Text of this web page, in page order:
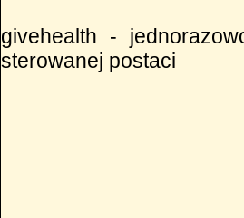
givehealth -
sterowanej postaci